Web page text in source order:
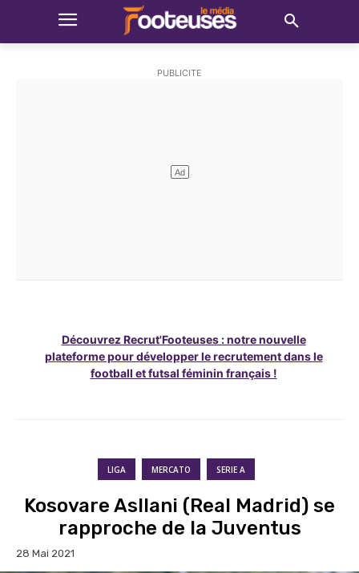
Découvrez Recrut'Footeuses : notre nouvelle
plateforme pour développer le recrutement dans le
football et futsal féminin français !
LIGA MERCATO SERIE A
Kosovare Asllani (Real Madrid) se
rapproche de la Juventus
28 Mai 2021